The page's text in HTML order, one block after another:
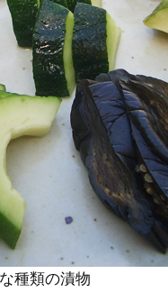
種類の漬物